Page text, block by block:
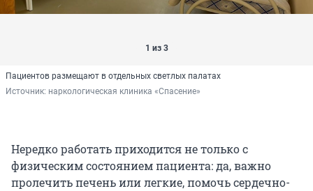
1 из 3
Пациентов размещают в отдельных светлых палатах
Источник: наркологическая клиника «Спасение»
Нередко работать приходится не только с
физическим состоянием пациента: да, важно
пролечить печень или легкие, помочь сердечно-